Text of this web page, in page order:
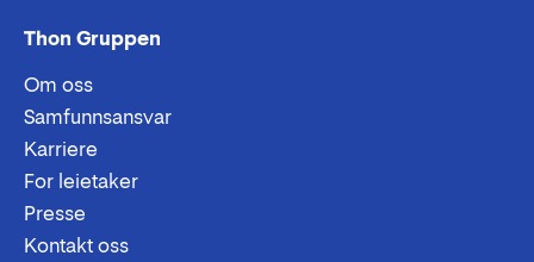
Thon Gruppen
Om oss
Samfunnsansvar
Karriere
For leietaker
Presse
Kontakt oss